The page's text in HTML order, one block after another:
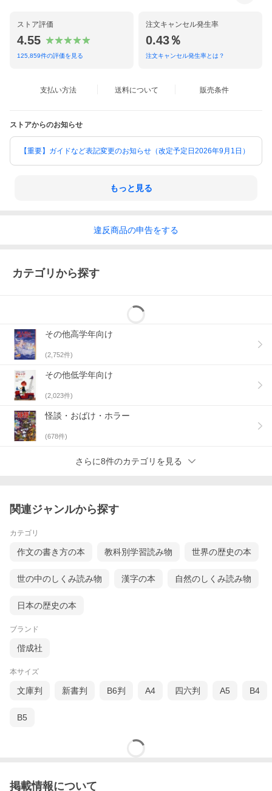
ストア評価
4.55
125,859件の評価を見る
注文キャンセル発生率
0.43％
注文キャンセル発生率とは？
支払い方法 送料について 販売条件
ストアからのお知らせ
【重要】ガイドなど表記変更のお知らせ（改定予定日2026年9月1日）
もっと見る
違反商品の申告をする
カテゴリから探す
その他高学年向け
(2,752件)
その他低学年向け
(2,023件)
怪談・おばけ・ホラー
(678件)
さらに8件のカテゴリを見る
関連ジャンルから探す
カテゴリ
作文の書き方の本 教科別学習読み物 世界の歴史の本
世の中のしくみ読み物 漢字の本 自然のしくみ読み物
日本の歴史の本
ブランド
偕成社
本サイズ
文庫判 新書判 B6判 A4 四六判 A5 B4
B5
掲載情報について